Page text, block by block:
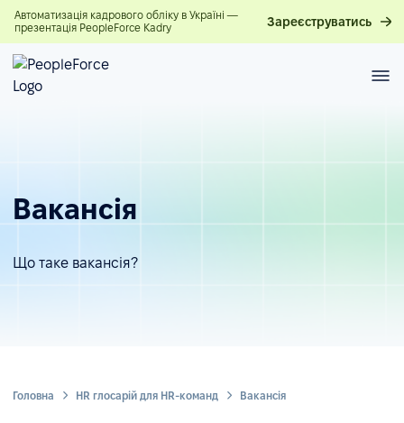
Автоматизація кадрового обліку в Україні —
презентація PeopleForce Kadry
Зареєструватись
Вакансія
Що таке вакансія?
Головна HR глосарій для HR-команд Вакансія